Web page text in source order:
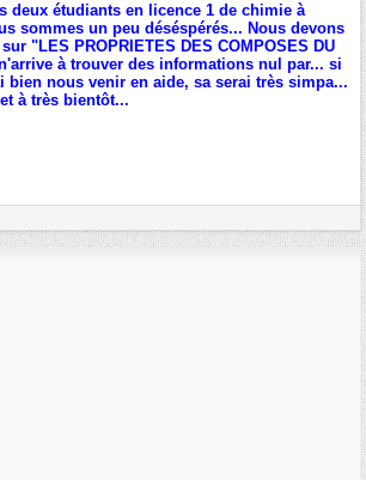
deux étudiants en licence 1 de chimie à
sommes un peu déséspérés... Nous devons
"LES PROPRIETES DES COMPOSES DU
à trouver des informations nul par... si
bien nous venir en aide, sa serai très simpa...
à très bientôt...